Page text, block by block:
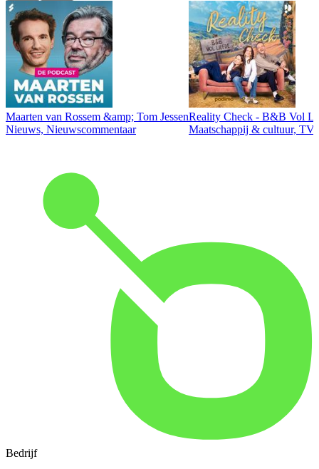
Maarten van Rossem &amp; Tom Jessen
Nieuws, Nieuwscommentaar
Reality Check - B&B Vol
Maatschappij & cultuur,
Bedrijf